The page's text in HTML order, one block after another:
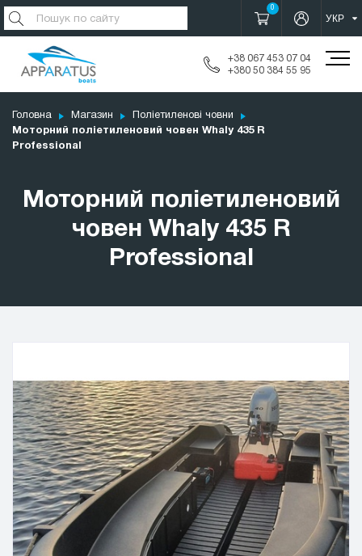
0
+38 067 453 07 04
+380 50 384 55 95
Головна Магазин
Поліетиленові човни
Моторний поліетиленовий човен Whaly 435 R
Professional
Моторний поліетиленовий
човен Whaly 435 R
Professional